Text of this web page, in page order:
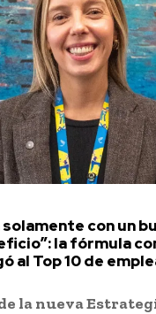
solamente con un
la fórmula
al Top 10 de
la nueva